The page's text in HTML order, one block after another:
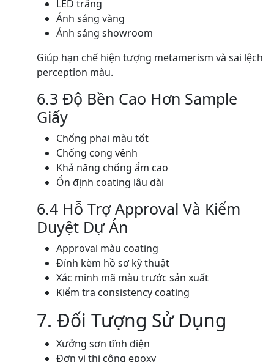
LED trắng
Ánh sáng vàng
Ánh sáng showroom
Giúp hạn chế hiện tượng metamerism và sai lệch
perception màu.
6.3 Độ Bền Cao Hơn Sample
Giấy
Chống phai màu tốt
Chống cong vênh
Khả năng chống ẩm cao
Ổn định coating lâu dài
6.4 Hỗ Trợ Approval Và Kiểm
Duyệt Dự Án
Approval màu coating
Đính kèm hồ sơ kỹ thuật
Xác minh mã màu trước sản xuất
Kiểm tra consistency coating
7. Đối Tượng Sử Dụng
Xưởng sơn tĩnh điện
Đơn vị thi công epoxy